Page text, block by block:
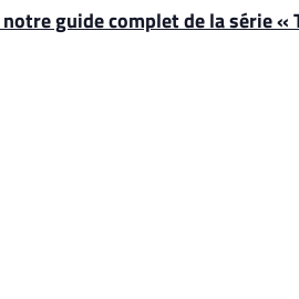
notre guide complet de la série «